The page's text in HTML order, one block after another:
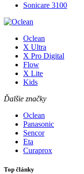
Sonicare 3100
Oclean
X Ultra
X Pro Digital
Flow
X Lite
Kids
Ďalšie značky
Oclean
Panasonic
Sencor
Eta
Curaprox
Top články